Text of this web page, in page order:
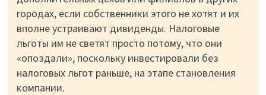
городах, если собственники этого не хотят и их
вполне устраивают дивиденды. Налоговые
льготы им не светят просто потому, что они
«опоздали», поскольку инвестировали без
налоговых льгот раньше, на этапе становления
компании.